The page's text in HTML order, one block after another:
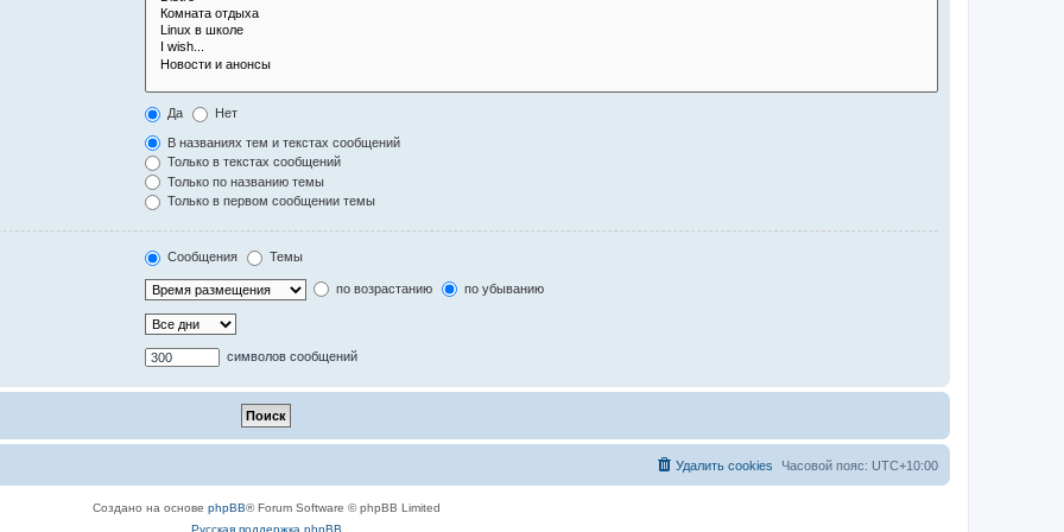
Да Нет
В названиях тем и текстах сообщений
Только в текстах сообщений
Только по названию темы
Только в первом сообщении темы
Сообщения Темы
по возрастанию по убыванию
символов сообщений
Часовой пояс: UTC+10:00
Удалить cookies
Создано на основе phpBB® Forum Software © phpBB Limited
Русская поддержка phpBB